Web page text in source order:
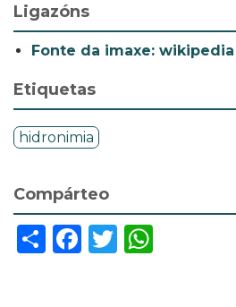
Ligazóns
Fonte da imaxe: wikipedia
Etiquetas
hidronimia
Compárteo